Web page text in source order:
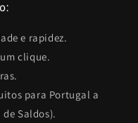
e rapidez.
clique.
para Portugal a
Saldos).